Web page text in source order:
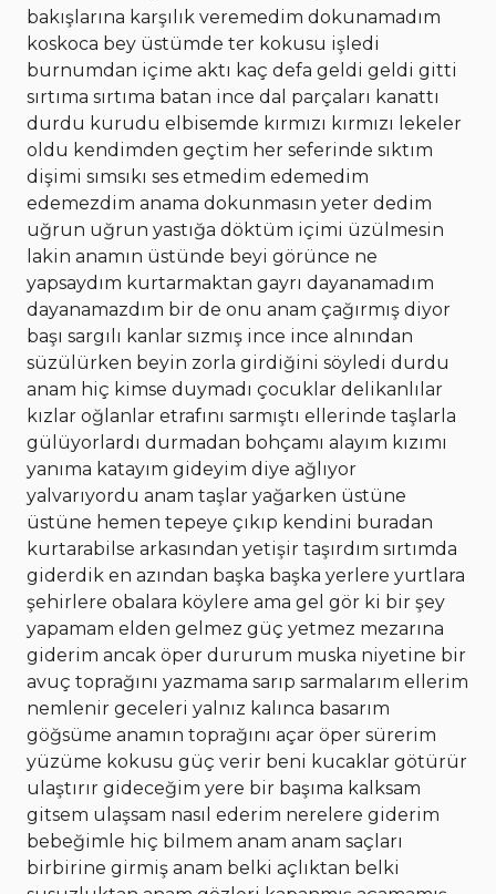
bakışlarına karşılık veremedim dokunamadım
koskoca bey üstümde ter kokusu işledi
burnumdan içime aktı kaç defa geldi geldi gitti
sırtıma sırtıma batan ince dal parçaları kanattı
durdu kurudu elbisemde kırmızı kırmızı lekeler
oldu kendimden geçtim her seferinde sıktım
dişimi sımsıkı ses etmedim edemedim
edemezdim anama dokunmasın yeter dedim
uğrun uğrun yastığa döktüm içimi üzülmesin
lakin anamın üstünde beyi görünce ne
yapsaydım kurtarmaktan gayrı dayanamadım
dayanamazdım bir de onu anam çağırmış diyor
başı sargılı kanlar sızmış ince ince alnından
süzülürken beyin zorla girdiğini söyledi durdu
anam hiç kimse duymadı çocuklar delikanlılar
kızlar oğlanlar etrafını sarmıştı ellerinde taşlarla
gülüyorlardı durmadan bohçamı alayım kızımı
yanıma katayım gideyim diye ağlıyor
yalvarıyordu anam taşlar yağarken üstüne
üstüne hemen tepeye çıkıp kendini buradan
kurtarabilse arkasından yetişir taşırdım sırtımda
giderdik en azından başka başka yerlere yurtlara
şehirlere obalara köylere ama gel gör ki bir şey
yapamam elden gelmez güç yetmez mezarına
giderim ancak öper dururum muska niyetine bir
avuç toprağını yazmama sarıp sarmalarım ellerim
nemlenir geceleri yalnız kalınca basarım
göğsüme anamın toprağını açar öper sürerim
yüzüme kokusu güç verir beni kucaklar götürür
ulaştırır gideceğim yere bir başıma kalksam
gitsem ulaşsam nasıl ederim nerelere giderim
bebeğimle hiç bilmem anam anam saçları
birbirine girmiş anam belki açlıktan belki